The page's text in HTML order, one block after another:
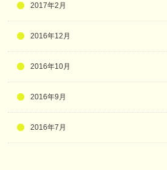
2017年2月
2016年12月
2016年10月
2016年9月
2016年7月